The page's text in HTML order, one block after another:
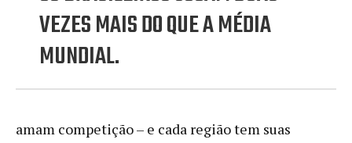
VEZES MAIS DO QUE A MÉDIA
MUNDIAL.
amam competição – e cada região tem suas